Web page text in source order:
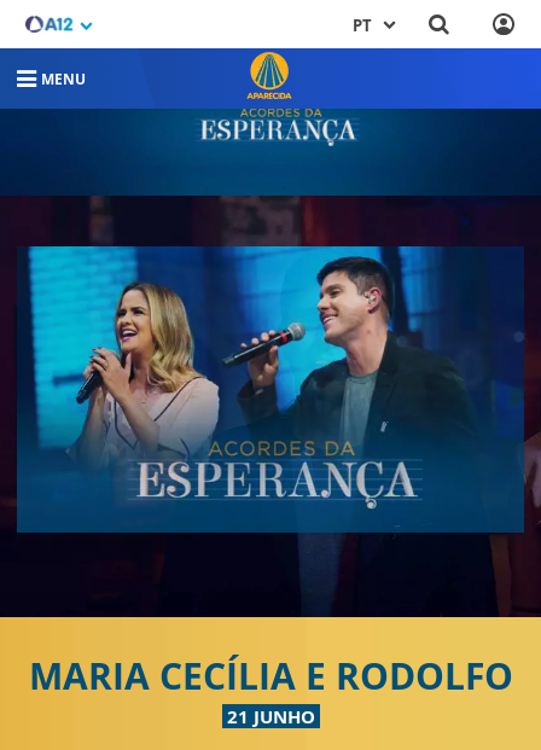
PT
MENU
MARIA CECÍLIA E RODOLFO
21 JUNHO